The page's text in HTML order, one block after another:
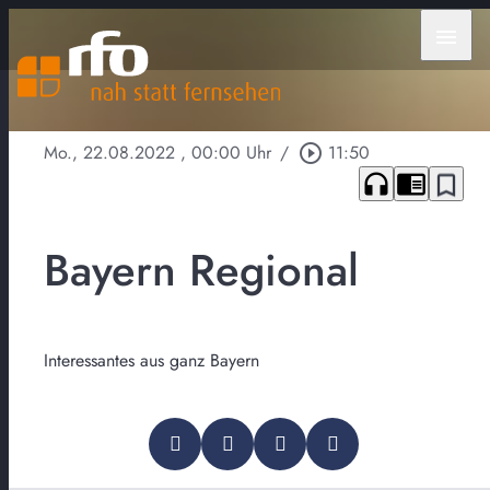
Mo., 22.08.2022 , 00:00 Uhr / play_circle_outline 11:50
headphones chrome_reader_mode bookmark_border
Bayern Regional
Interessantes aus ganz Bayern